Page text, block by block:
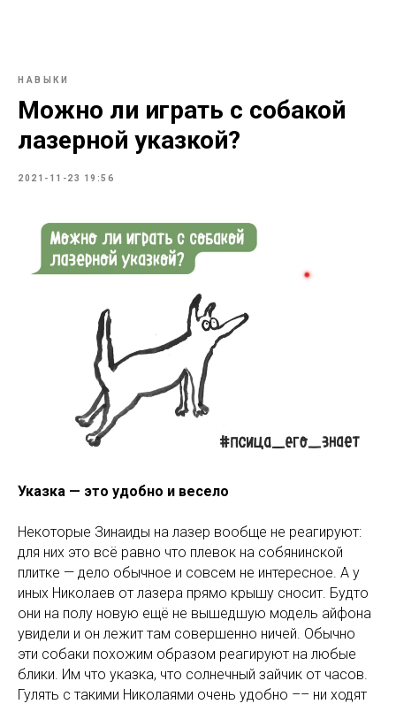
НАВЫКИ
Можно ли играть с собакой
лазерной указкой?
2021-11-23 19:56
Указка — это удобно и весело
Некоторые Зинаиды на лазер вообще не реагируют:
для них это всё равно что плевок на собянинской
плитке — дело обычное и совсем не интересное. А у
иных Николаев от лазера прямо крышу сносит. Будто
они на полу новую ещё не вышедшую модель айфона
увидели и он лежит там совершенно ничей. Обычно
эти собаки похожим образом реагируют на любые
блики. Им что указка, что солнечный зайчик от часов.
Гулять с такими Николаями очень удобно –– ни ходят